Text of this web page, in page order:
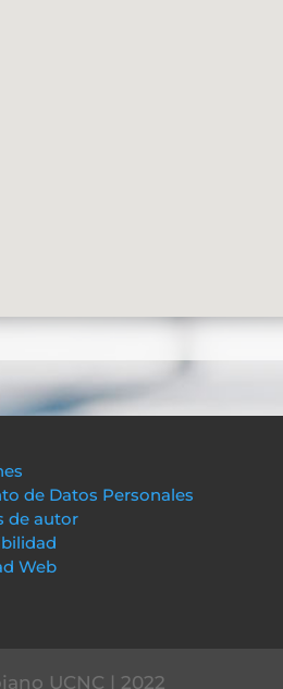
de Datos Personales
de autor
Web
UCNC | 2022